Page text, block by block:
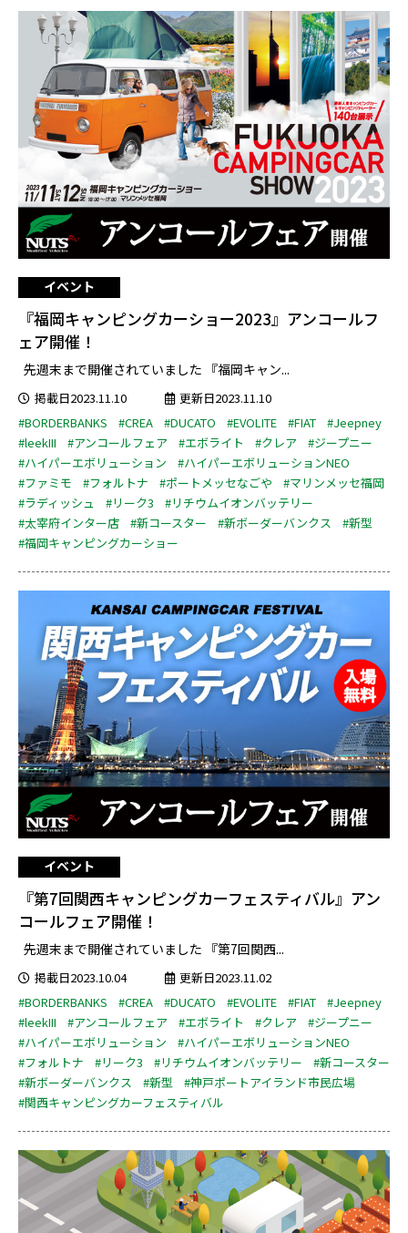
イベント
『福岡キャンピングカーショー2023』アンコールフ
ェア開催！
先週末まで開催されていました 『福岡キャン...
掲載日2023.11.10
更新日2023.11.10
#BORDERBANKS
#CREA #DUCATO #EVOLITE #FIAT
#Jeepney
#leekIII
#アンコールフェア #エボライト #クレア
#ジープニー
#ハイパーエボリューション
#ハイパーエボリューションNEO
#ファミモ
#フォルトナ #ポートメッセなごや
#マリンメッセ福岡
#ラディッシュ
#リーク3
#リチウムイオンバッテリー
#太宰府インター店
#新コースター #新ボーダーバンクス
#新型
#福岡キャンピングカーショー
イベント
『第7回関西キャンピングカーフェスティバル』アン
コールフェア開催！
先週末まで開催されていました 『第7回関西...
掲載日2023.10.04
更新日2023.11.02
#BORDERBANKS
#CREA #DUCATO #EVOLITE #FIAT
#Jeepney
#leekIII
#アンコールフェア #エボライト #クレア
#ジープニー
#ハイパーエボリューション
#ハイパーエボリューションNEO
#フォルトナ
#リーク3 #リチウムイオンバッテリー
#新コースター
#新ボーダーバンクス
#新型
#神戸ポートアイランド市民広場
#関西キャンピングカーフェスティバル